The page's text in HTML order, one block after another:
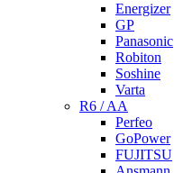
Energizer
GP
Panasonic
Robiton
Soshine
Varta
R6 / AA
Perfeo
GoPower
FUJITSU